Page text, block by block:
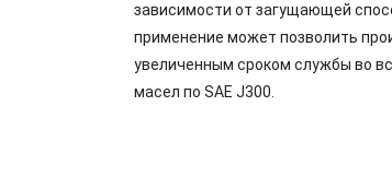
зависимости от загущающей
применение может позволить
увеличенным сроком службы во
масел по SAE J300.